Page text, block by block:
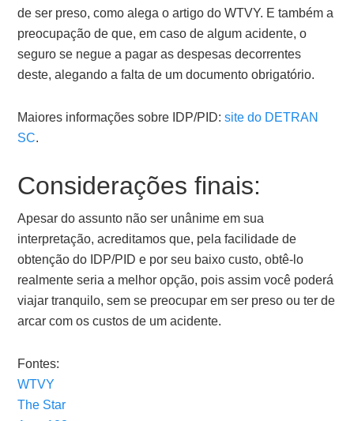
de ser preso, como alega o artigo do WTVY. E também a
preocupação de que, em caso de algum acidente, o
seguro se negue a pagar as despesas decorrentes
deste, alegando a falta de um documento obrigatório.
Maiores informações sobre IDP/PID:site do DETRAN
SC.
Considerações finais:
Apesar do assunto não ser unânime em sua
interpretação, acreditamos que, pela facilidade de
obtenção do IDP/PID e por seu baixo custo, obtê-lo
realmente seria a melhor opção, pois assim você poderá
viajar tranquilo, sem se preocupar em ser preso ou ter de
arcar com os custos de um acidente.
Fontes:
WTVY
The Star